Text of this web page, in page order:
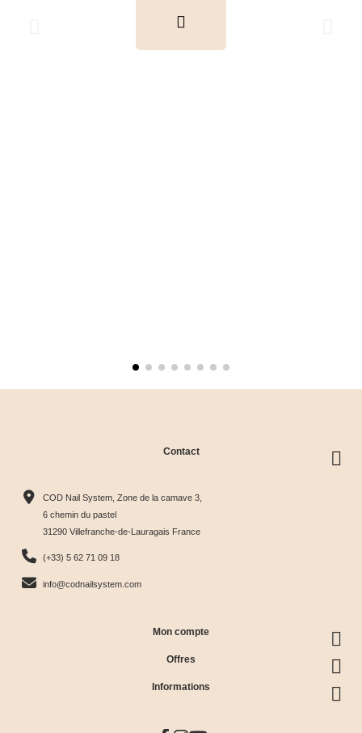
Contact
COD Nail System, Zone de la camave 3,
6 chemin du pastel
31290 Villefranche-de-Lauragais France
(+33) 5 62 71 09 18
info@codnailsystem.com
Mon compte
Offres
Informations